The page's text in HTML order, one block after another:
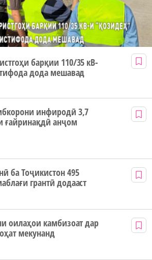
барқии 110/35 кВ-
дода мешавад
инфиродӣ 3,7
ғайринақдӣ анҷом
ба Тоҷикистон 495
грантӣ додааст
оилаҳои камбизоат дар
мекунанд